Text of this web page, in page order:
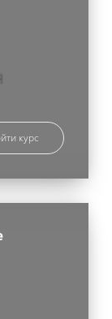
курс